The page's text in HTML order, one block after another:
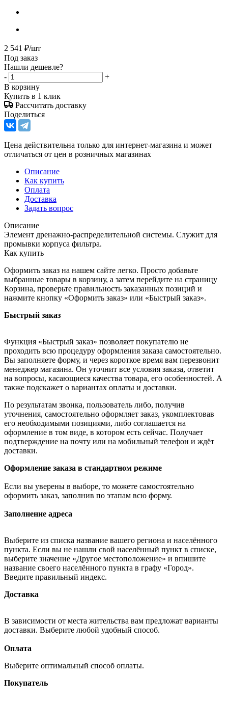
2 541 ₽/шт
Под заказ
Нашли дешевле?
-
+
В корзину
Купить в 1 клик
Рассчитать доставку
Поделиться
Цена действительна только для интернет-магазина и может
отличаться от цен в розничных магазинах
Описание
Как купить
Оплата
Доставка
Задать вопрос
Описание
Элемент дренажно-распределительной системы. Служит для
промывки корпуса фильтра.
Как купить
Оформить заказ на нашем сайте легко. Просто добавьте
выбранные товары в корзину, а затем перейдите на страницу
Корзина, проверьте правильность заказанных позиций и
нажмите кнопку «Оформить заказ» или «Быстрый заказ».
Быстрый заказ
Функция «Быстрый заказ» позволяет покупателю не
проходить всю процедуру оформления заказа самостоятельно.
Вы заполняете форму, и через короткое время вам перезвонит
менеджер магазина. Он уточнит все условия заказа, ответит
на вопросы, касающиеся качества товара, его особенностей. А
также подскажет о вариантах оплаты и доставки.
По результатам звонка, пользователь либо, получив
уточнения, самостоятельно оформляет заказ, укомплектовав
его необходимыми позициями, либо соглашается на
оформление в том виде, в котором есть сейчас. Получает
подтверждение на почту или на мобильный телефон и ждёт
доставки.
Оформление заказа в стандартном режиме
Если вы уверены в выборе, то можете самостоятельно
оформить заказ, заполнив по этапам всю форму.
Заполнение адреса
Выберите из списка название вашего региона и населённого
пункта. Если вы не нашли свой населённый пункт в списке,
выберите значение «Другое местоположение» и впишите
название своего населённого пункта в графу «Город».
Введите правильный индекс.
Доставка
В зависимости от места жительства вам предложат варианты
доставки. Выберите любой удобный способ.
Оплата
Выберите оптимальный способ оплаты.
Покупатель